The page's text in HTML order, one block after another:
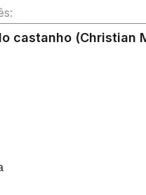
castanho (Christian